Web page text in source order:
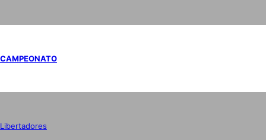
CAMPEONATO
Libertadores